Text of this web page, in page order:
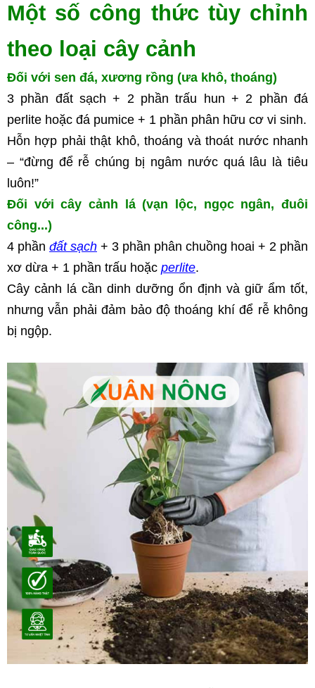
Một số công thức tùy chỉnh
theo loại cây cảnh
Đối với sen đá, xương rồng (ưa khô, thoáng)
3 phần đất sạch + 2 phần trấu hun + 2 phần đá
perlite hoặc đá pumice + 1 phần phân hữu cơ vi sinh.
Hỗn hợp phải thật khô, thoáng và thoát nước nhanh
– “đừng để rễ chúng bị ngâm nước quá lâu là tiêu
luôn!”
Đối với cây cảnh lá (vạn lộc, ngọc ngân, đuôi
công...)
4 phần đất sạch + 3 phần phân chuồng hoai + 2 phần
xơ dừa + 1 phần trấu hoặc perlite.
Cây cảnh lá cần dinh dưỡng ổn định và giữ ẩm tốt,
nhưng vẫn phải đảm bảo độ thoáng khí để rễ không
bị ngộp.